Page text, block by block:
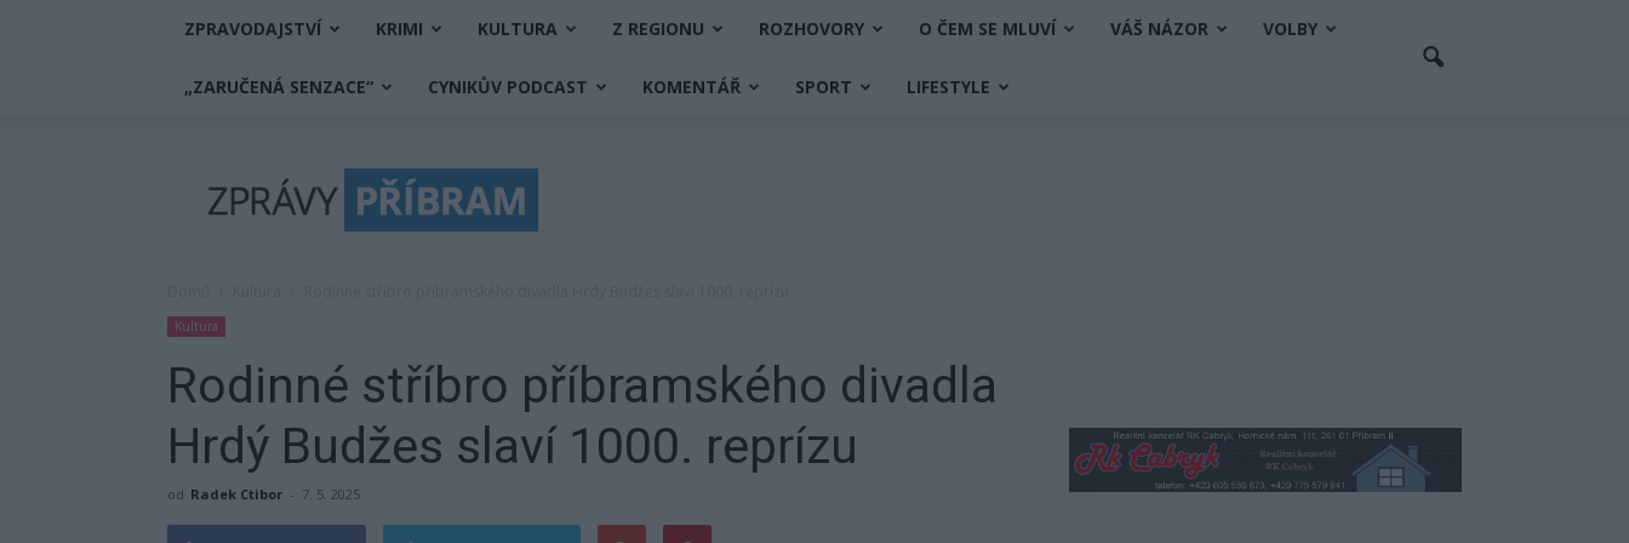
ZPRAVODAJSTVÍ KRIMI KULTURA Z REGIONU ROZHOVORY O ČEM SE MLUVÍ VÁŠ NÁZOR VOLBY
„ZARUČENÁ SENZACE“ CYNIKŮV PODCAST KOMENTÁŘ SPORT LIFESTYLE
Příbram
Kultura
Rodinné stříbro příbramského divadla
Hrdý Budžes slaví 1000. reprízu
od Radek Ctibor - 7. 5. 2025